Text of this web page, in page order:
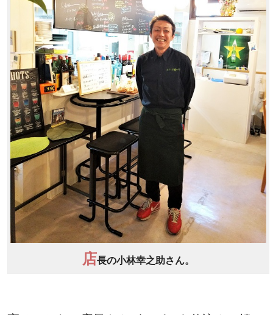
店長の小林幸之助さん。